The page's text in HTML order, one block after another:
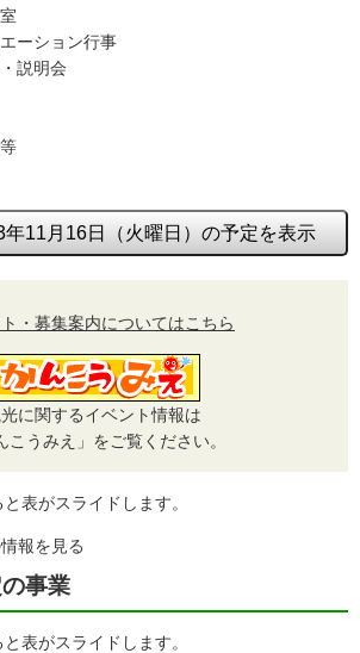
ーション行事
説明会
11月16日（火曜日）の予定を表示
・募集案内についてはこちら
に関するイベント情報は
こうみえ」をご覧ください。
表がスライドします。
報を見る
事業
表がスライドします。